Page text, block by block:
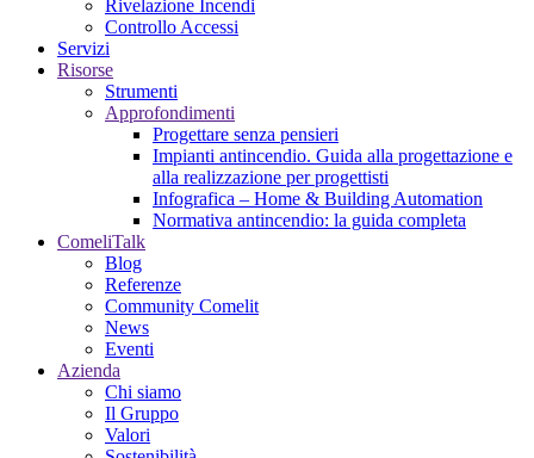
Rivelazione Incendi
Controllo Accessi
Servizi
Risorse
Strumenti
Approfondimenti
Progettare senza pensieri
Impianti antincendio. Guida alla progettazione e
alla realizzazione per progettisti
Infografica – Home & Building Automation
Normativa antincendio: la guida completa
ComeliTalk
Blog
Referenze
Community Comelit
News
Eventi
Azienda
Chi siamo
Il Gruppo
Valori